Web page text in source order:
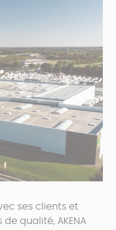
ses clients et
qualité, AKENA